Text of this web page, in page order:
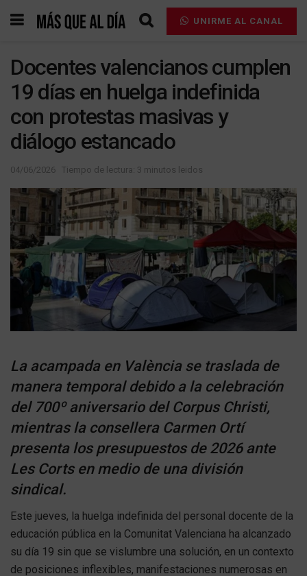
UNIRME AL CANAL
Docentes valencianos cumplen
19 días en huelga indefinida
con protestas masivas y
diálogo estancado
04/06/2026 Tiempo de lectura: 3 minutos leidos
La acampada en València se traslada de
manera temporal debido a la celebración
del 700º aniversario del Corpus Christi,
mientras la consellera Carmen Ortí
presenta los presupuestos de 2026 ante
Les Corts en medio de una división
sindical.
Este jueves, la huelga indefinida del personal docente de la
educación pública en la Comunitat Valenciana ha alcanzado
su día 19 sin que se vislumbre una solución, en un contexto
de posiciones inflexibles, manifestaciones numerosas en